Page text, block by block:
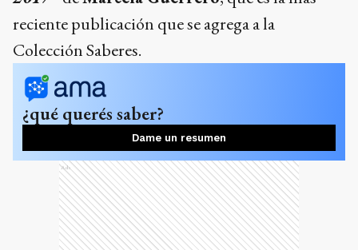
reciente publicación que se agrega a la
Colección Saberes.
¿qué querés saber?
Dame un resumen
Ads